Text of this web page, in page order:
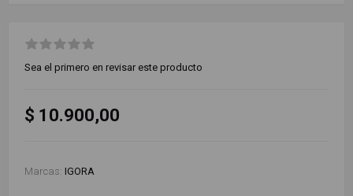
Sea el primero en revisar este producto
$ 10.900,00
Marcas: IGORA